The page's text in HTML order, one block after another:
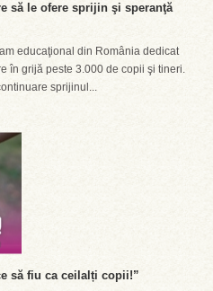
să le ofere sprijin şi speranţă
educaţional din România dedicat
în grijă peste 3.000 de copii şi tineri.
sprijinul...
să fiu ca ceilalți copii!”